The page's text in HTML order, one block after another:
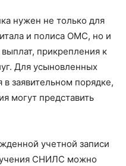
нужен не только для
и полиса ОМС, но и
прикрепления к
Для усыновленных
заявительном порядке,
могут представить
учетной записи
СНИЛС можно